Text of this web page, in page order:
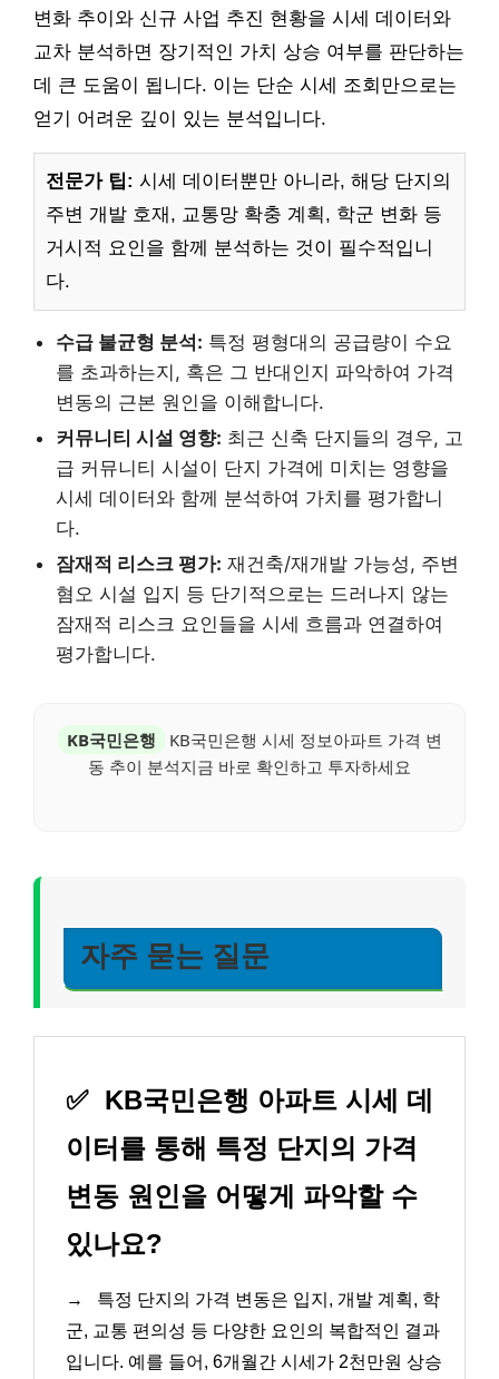
변화 추이와 신규 사업 추진 현황을 시세 데이터와
교차 분석하면 장기적인 가치 상승 여부를 판단하는
데 큰 도움이 됩니다. 이는 단순 시세 조회만으로는
얻기 어려운 깊이 있는 분석입니다.
전문가 팁: 시세 데이터뿐만 아니라, 해당 단지의
주변 개발 호재, 교통망 확충 계획, 학군 변화 등
거시적 요인을 함께 분석하는 것이 필수적입니
다.
수급 불균형 분석: 특정 평형대의 공급량이 수요
를 초과하는지, 혹은 그 반대인지 파악하여 가격
변동의 근본 원인을 이해합니다.
커뮤니티 시설 영향: 최근 신축 단지들의 경우, 고
급 커뮤니티 시설이 단지 가격에 미치는 영향을
시세 데이터와 함께 분석하여 가치를 평가합니
다.
잠재적 리스크 평가: 재건축/재개발 가능성, 주변
혐오 시설 입지 등 단기적으로는 드러나지 않는
잠재적 리스크 요인들을 시세 흐름과 연결하여
평가합니다.
KB국민은행
KB국민은행 시세 정보아파트 가격 변
동 추이 분석지금 바로 확인하고 투자하세요
자주 묻는 질문
✅ KB국민은행 아파트 시세 데
이터를 통해 특정 단지의 가격
변동 원인을 어떻게 파악할 수
있나요?
→
특정 단지의 가격 변동은 입지, 개발 계획, 학
군, 교통 편의성 등 다양한 요인의 복합적인 결과
입니다. 예를 들어, 6개월간 시세가 2천만원 상승